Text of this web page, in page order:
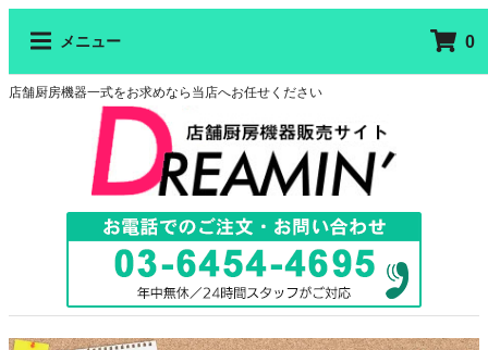
メニュー 0
店舗厨房機器一式をお求めなら当店へお任せください